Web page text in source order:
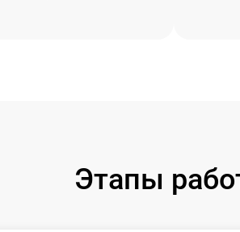
Этапы